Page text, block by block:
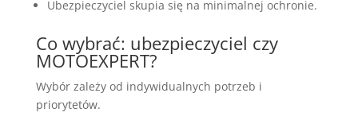
Ubezpieczyciel skupia się na minimalnej ochronie.
Co wybrać: ubezpieczyciel czy
MOTOEXPERT?
Wybór zależy od indywidualnych potrzeb i
priorytetów.